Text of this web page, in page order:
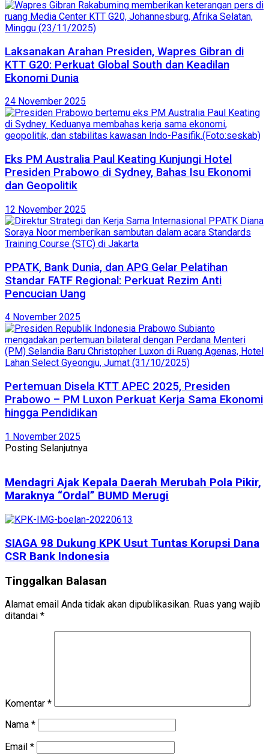
Laksanakan Arahan Presiden, Wapres Gibran di
KTT G20: Perkuat Global South dan Keadilan
Ekonomi Dunia
24 November 2025
Eks PM Australia Paul Keating Kunjungi Hotel
Presiden Prabowo di Sydney, Bahas Isu Ekonomi
dan Geopolitik
12 November 2025
PPATK, Bank Dunia, dan APG Gelar Pelatihan
Standar FATF Regional: Perkuat Rezim Anti
Pencucian Uang
4 November 2025
Pertemuan Disela KTT APEC 2025, Presiden
Prabowo – PM Luxon Perkuat Kerja Sama Ekonomi
hingga Pendidikan
1 November 2025
Posting Selanjutnya
Mendagri Ajak Kepala Daerah Merubah Pola Pikir,
Maraknya “Ordal” BUMD Merugi
SIAGA 98 Dukung KPK Usut Tuntas Korupsi Dana
CSR Bank Indonesia
Tinggalkan Balasan
Alamat email Anda tidak akan dipublikasikan. Ruas yang wajib
ditandai *
Komentar *
Nama *
Email *